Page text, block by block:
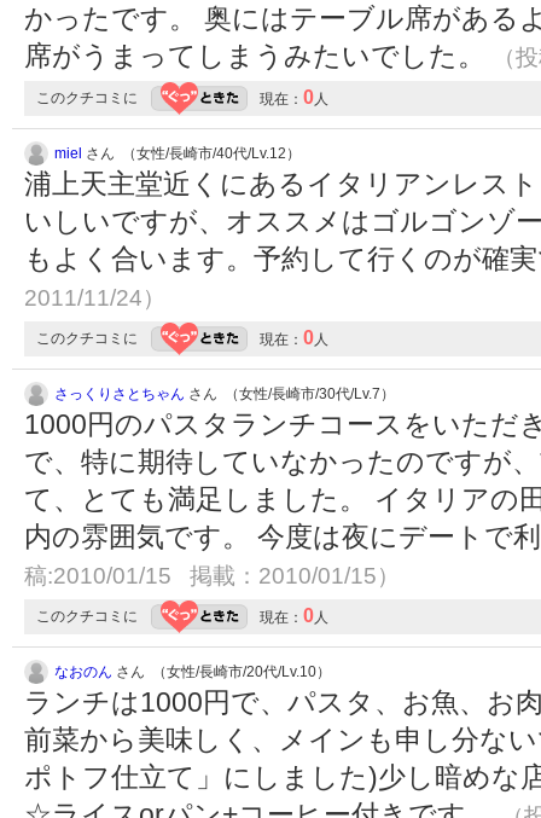
かったです。 奥にはテーブル席がある
席がうまってしまうみたいでした。
（
このクチコミに 現在： 0人
miel さん （女性/長崎市/40代/Lv.12）
浦上天主堂近くにあるイタリアンレス
いしいですが、オススメはゴルゴンゾ
もよく合います。予約して行くのが確
2011/11/24）
このクチコミに 現在： 0人
さっくりさとちゃん さん （女性/長崎市/30代/Lv.7）
1000円のパスタランチコースをいただ
で、特に期待していなかったのですが
て、とても満足しました。 イタリアの
内の雰囲気です。 今度は夜にデートで
稿:2010/01/15 掲載：2010/01/15）
このクチコミに 現在： 0人
なおのん さん （女性/長崎市/20代/Lv.10）
ランチは1000円で、パスタ、お魚、お
前菜から美味しく、メインも申し分な
ポトフ仕立て」にしました)少し暗めな